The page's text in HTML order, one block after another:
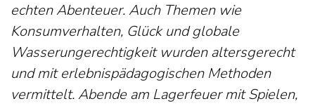
echten Abenteuer. Auch Themen wie
Konsumverhalten, Glück und globale
Wasserungerechtigkeit wurden altersgerecht
und mit erlebnispädagogischen Methoden
vermittelt. Abende am Lagerfeuer mit Spielen,